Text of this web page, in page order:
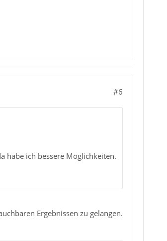
#6
habe ich bessere Möglichkeiten.
Ergebnissen zu gelangen.